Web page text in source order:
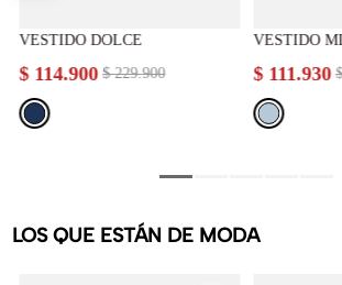
VESTIDO DOLCE
$ 229.900
$ 114.900
VESTIDO
$
$ 111.930
LOS QUE ESTÁN DE MODA